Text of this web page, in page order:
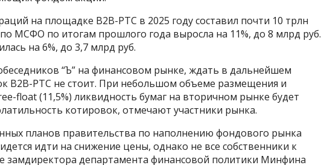
на площадке B2B-РТС в 2025 году составил почти 10 трлн
МСФО по итогам прошлого года выросла на 11%, до 8 млрд руб.
на 6%, до 3,7 млрд руб.
“Ъ” на финансовом рынке, ждать в дальнейшем
B2B-РТС не стоит. При небольшом объеме размещения и
float (11,5%) ликвидность бумаг на вторичном рынке будет
котировок, отмечают участники рынка.
планов правительства по наполнению фондового рынка
идти на снижение цены, однако не все собственники к
замдиректора департамента финансовой политики Минфина